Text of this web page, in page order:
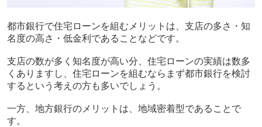
都市銀行で住宅ローンを組むメリットは、支店の多さ・知
名度の高さ・低金利であることなどです。
支店の数が多く知名度が高い分、住宅ローンの実績は数多
くありますし、住宅ローンを組むならまず都市銀行を検討
するという考えの方も多いでしょう。
一方、地方銀行のメリットは、地域密着型であることで
す。